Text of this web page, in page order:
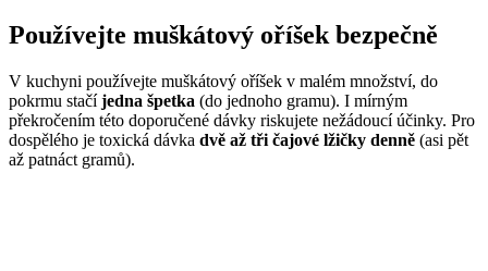
Používejte muškátový oříšek bezpečně
V kuchyni používejte muškátový oříšek v malém množství, do
pokrmu stačíjedna špetka (do jednoho gramu). I mírným
překročením této doporučené dávky riskujete nežádoucí účinky. Pro
dospělého je toxická dávka dvě až tři čajové lžičky denně (asi pět
až patnáct gramů).